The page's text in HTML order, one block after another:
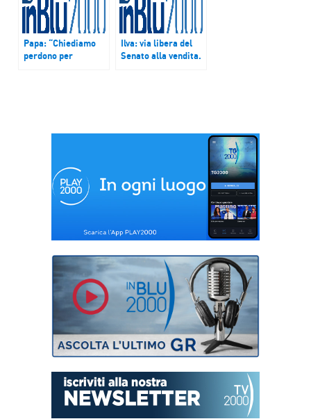
Papa: “Chiediamo
perdono per
Ilva: via libera del
Senato alla vendita.